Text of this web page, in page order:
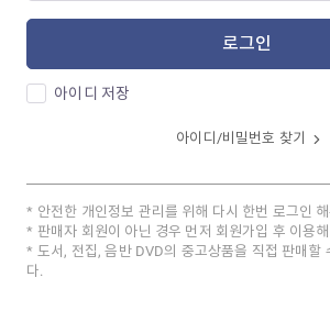
로그인
아이디 저장
아이디/비밀번호 찾기
안전한 개인정보 관리를 위해 다시 한번 로그인
판매자 회원이 아닌 경우 먼저 회원가입 후 이용
도서, 전집, 음반 DVD의 중고상품을 직접 판매할
다.